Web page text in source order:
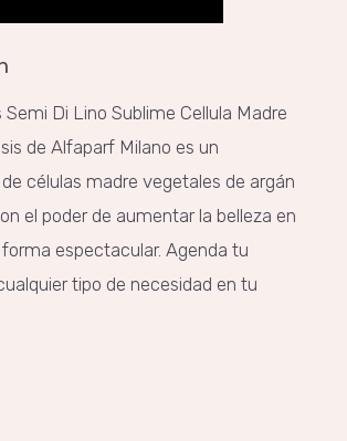
Semi Di Lino Sublime Cellula Madre
de Alfaparf Milano es un
células madre vegetales de argán
el poder de aumentar la belleza en
espectacular. Agenda tu
tipo de necesidad en tu